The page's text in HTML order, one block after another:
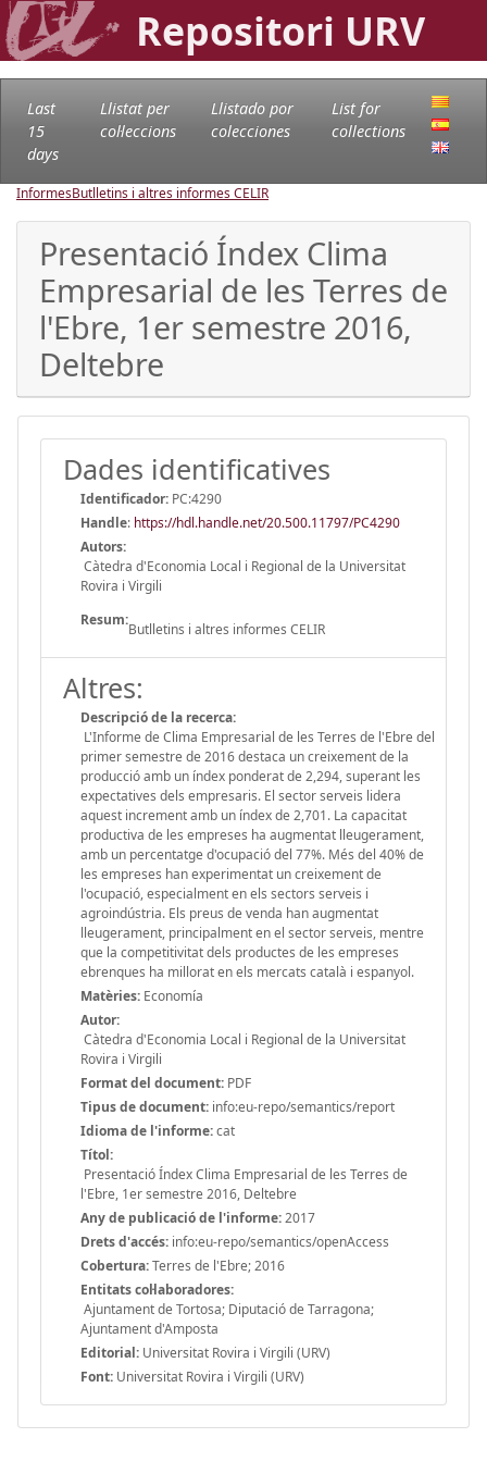
Repositori URV
Last
15
days
Llistat per
col·leccions
Llistado por
colecciones
List for
collections
InformesButlletins i altres informes CELIR
Presentació Índex Clima
Empresarial de les Terres de
l'Ebre, 1er semestre 2016,
Deltebre
Dades identificatives
Identificador: PC:4290
Handle: https://hdl.handle.net/20.500.11797/PC4290
Autors:
Càtedra d'Economia Local i Regional de la Universitat
Rovira i Virgili
Resum:
Butlletins i altres informes CELIR
Altres:
Descripció de la recerca:
L'Informe de Clima Empresarial de les Terres de l'Ebre del
primer semestre de 2016 destaca un creixement de la
producció amb un índex ponderat de 2,294, superant les
expectatives dels empresaris. El sector serveis lidera
aquest increment amb un índex de 2,701. La capacitat
productiva de les empreses ha augmentat lleugerament,
amb un percentatge d'ocupació del 77%. Més del 40% de
les empreses han experimentat un creixement de
l'ocupació, especialment en els sectors serveis i
agroindústria. Els preus de venda han augmentat
lleugerament, principalment en el sector serveis, mentre
que la competitivitat dels productes de les empreses
ebrenques ha millorat en els mercats català i espanyol.
Matèries: Economía
Autor:
Càtedra d'Economia Local i Regional de la Universitat
Rovira i Virgili
Format del document: PDF
Tipus de document: info:eu-repo/semantics/report
Idioma de l'informe:cat
Títol:
Presentació Índex Clima Empresarial de les Terres de
l'Ebre, 1er semestre 2016, Deltebre
Any de publicació de l'informe:2017
Drets d'accés: info:eu-repo/semantics/openAccess
Cobertura:Terres de l'Ebre; 2016
Entitats col·laboradores:
Ajuntament de Tortosa; Diputació de Tarragona;
Ajuntament d'Amposta
Editorial: Universitat Rovira i Virgili (URV)
Font: Universitat Rovira i Virgili (URV)